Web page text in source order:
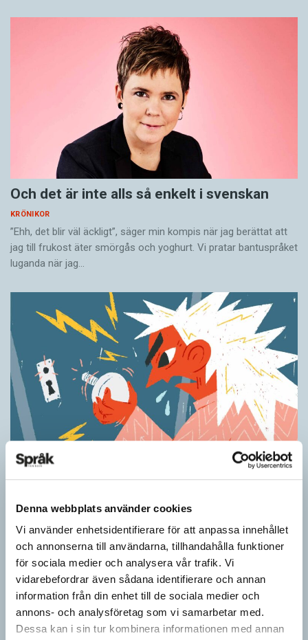
Denna webbplats använder cookies
Vi använder enhetsidentifierare för att anpassa innehållet
och annonserna till användarna, tillhandahålla funktioner
för sociala medier och analysera vår trafik. Vi
vidarebefordrar även sådana identifierare och annan
information från din enhet till de sociala medier och
annons- och analysföretag som vi samarbetar med.
Dessa kan i sin tur kombinera informationen med annan
Och det är inte alls så enkelt i svenskan
KRÖNIKOR
”Ehh, det blir väl äckligt”, säger min kompis när jag berättat att
jag till frukost äter smörgås och yoghurt. Vi pratar bantuspråket
luganda när jag…
Ordens umgänge avslöjar betydelsen
”Du kan begripa ett ord genom att titta på vilka det umgås med”
– ungefär så sa den brittiske språkvetaren John Rupert Firth